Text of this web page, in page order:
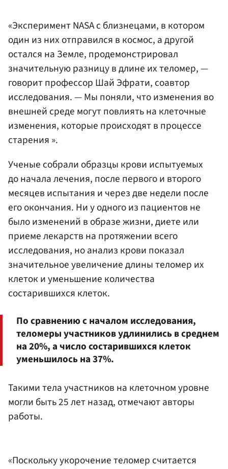
«Эксперимент NASA с близнецами, в котором
один из них отправился в космос, а другой
остался на Земле, продемонстрировал
значительную разницу в длине их теломер, —
говорит профессор Шай Эфрати, соавтор
исследования. — Мы поняли, что изменения во
внешней среде могут повлиять на клеточные
изменения, которые происходят в процессе
старения ».
Ученые собрали образцы крови испытуемых
до начала лечения, после первого и второго
месяцев испытания и через две недели после
его окончания. Ни у одного из пациентов не
было изменений в образе жизни, диете или
приеме лекарств на протяжении всего
исследования, но анализ крови показал
значительное увеличение длины теломер их
клеток и уменьшение количества
состарившихся клеток.
По сравнению с началом исследования,
теломеры участников удлинились в среднем
на 20%, а число состарившихся клеток
уменьшилось на 37%.
Такими тела участников на клеточном уровне
могли быть 25 лет назад, отмечают авторы
работы.
«Поскольку укорочение теломер считается